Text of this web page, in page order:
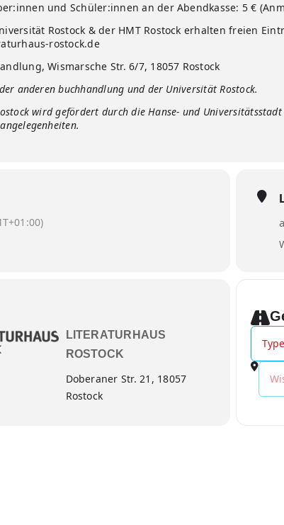
und Schüler:innen an der Abendkasse: 5 €
Rostock & der HMT Rostock erhalten freien
rostock.de
Wismarsche Str. 6/7, 18057 Rostock
anderen buchhandlung und der Universität Rostock.
wird gefördert durch die Hanse- und
LITERATURHAUS
ROSTOCK
Doberaner Str. 21, 18057
Rostock